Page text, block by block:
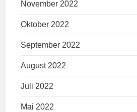
November 2022
Oktober 2022
September 2022
August 2022
Juli 2022
Mai 2022